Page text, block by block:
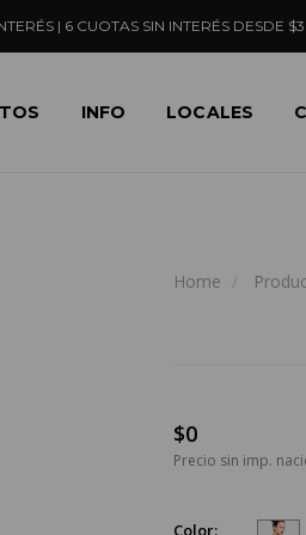
| 6 CUOTAS SIN INTERÉS DESDE
INFO LOCALES
Home
$0
Precio sin imp.
Color: